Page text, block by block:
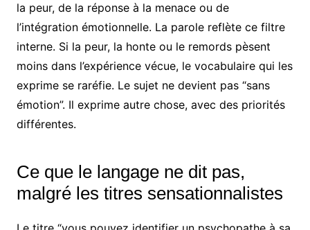
la peur, de la réponse à la menace ou de
l’intégration émotionnelle. La parole reflète ce filtre
interne. Si la peur, la honte ou le remords pèsent
moins dans l’expérience vécue, le vocabulaire qui les
exprime se raréfie. Le sujet ne devient pas “sans
émotion”. Il exprime autre chose, avec des priorités
différentes.
Ce que le langage ne dit pas,
malgré les titres sensationnalistes